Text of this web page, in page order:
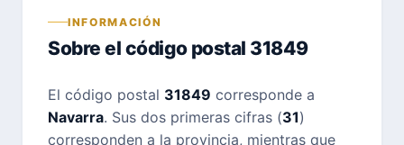
INFORMACIÓN
Sobre el código postal 31849
El código postal 31849 corresponde a
Navarra. Sus dos primeras cifras (31)
corresponden a la provincia, mientras que